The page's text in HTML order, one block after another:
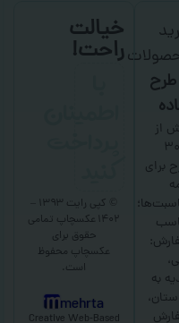
طرح
از
برای
به
خیالت
راحت!
۱۴۰۲ عکسچاپ
تمامی
حقوق برای
عکسچاپ محفوظ
است.
mehrta
Creative Web-Based